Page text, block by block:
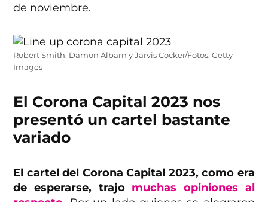
de noviembre.
Robert Smith, Damon Albarn y Jarvis Cocker/Fotos: Getty
Images
El Corona Capital 2023 nos
presentó un cartel bastante
variado
El cartel del Corona Capital 2023, como era
de esperarse, trajo muchas opiniones al